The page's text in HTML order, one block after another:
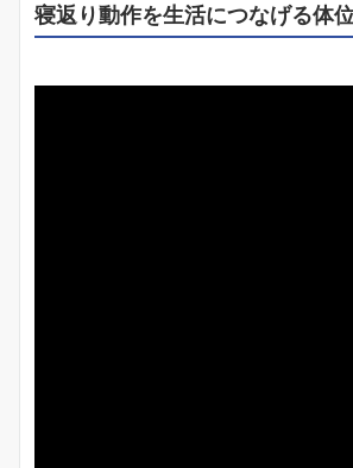
寝返り動作を生活につなげる体